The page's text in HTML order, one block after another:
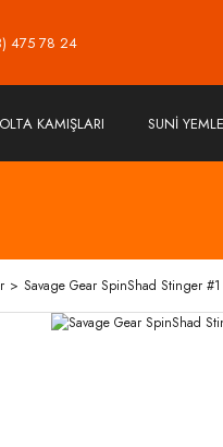
475 78 24
OLTA KAMIŞLARI SUNİ
Savage Gear SpinShad Stinger